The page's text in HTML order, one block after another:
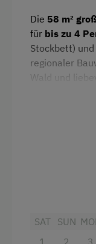
Dishwasher
Coffee
Microwave
Central
Die 58 m²
für bis zu 4
Stockbett)
regionaler
Wald und
Die Wohnung
SAT
1
SUN
2
3